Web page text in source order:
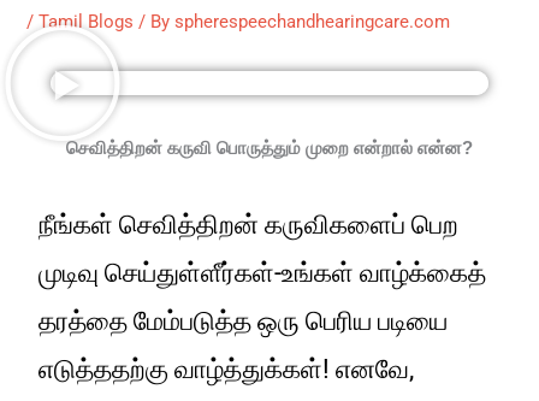
/Tamil Blogs / Byspherespeechandhearingcare.com
செவித்திறன் கருவி பொருத்தும் முறை என்றால் என்ன?
நீங்கள் செவித்திறன் கருவிகளைப் பெற
முடிவு செய்துள்ளீர்கள்-உங்கள் வாழ்க்கைத்
தரத்தை மேம்படுத்த ஒரு பெரிய படியை
எடுத்ததற்கு வாழ்த்துக்கள்! எனவே,